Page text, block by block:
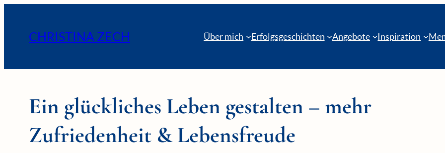
CHRISTINA ZECH Über mich Erfolgsgeschichten Angebote Inspiration
Ein glückliches Leben gestalten – mehr
Zufriedenheit & Lebensfreude